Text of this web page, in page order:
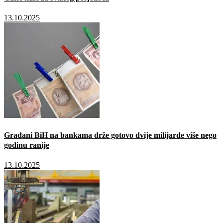
13.10.2025
Građani BiH na bankama drže gotovo dvije milijarde više nego
godinu ranije
13.10.2025